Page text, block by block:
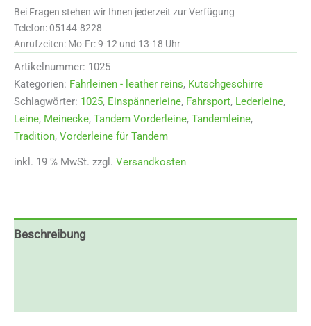
-
Tandem
frontlines
Menge
Bei Fragen stehen wir Ihnen jederzeit zur Verfügung
Telefon: 05144-8228
Anrufzeiten: Mo-Fr: 9-12 und 13-18 Uhr
Artikelnummer: 1025
Kategorien: Fahrleinen - leather reins, Kutschgeschirre
Schlagwörter: 1025, Einspännerleine, Fahrsport, Lederleine,
Leine, Meinecke, Tandem Vorderleine, Tandemleine,
Tradition, Vorderleine für Tandem
inkl. 19 % MwSt. zzgl. Versandkosten
Beschreibung